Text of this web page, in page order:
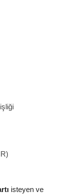
isteyen ve